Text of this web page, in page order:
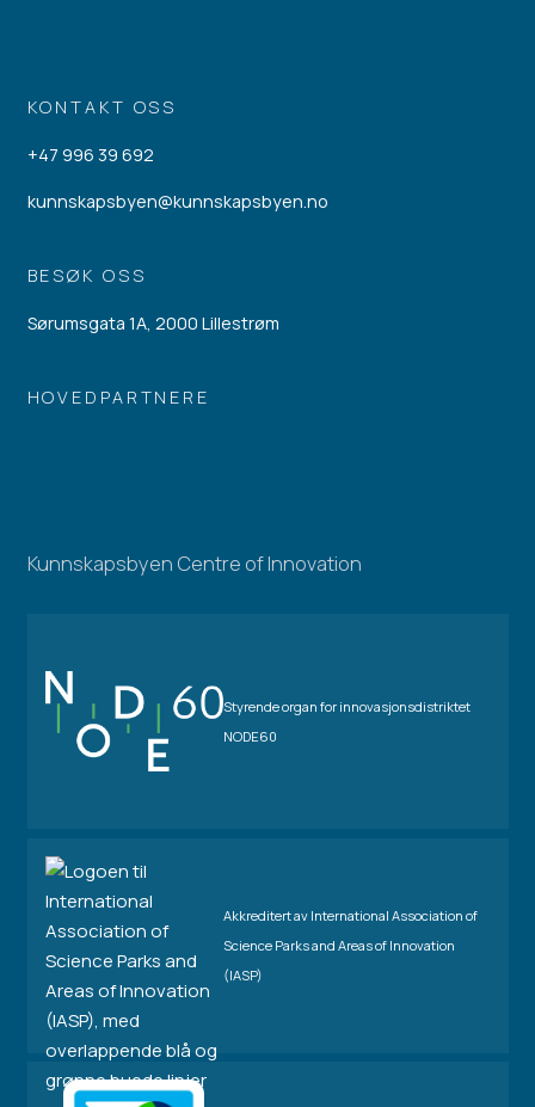
KONTAKT OSS
+47 996 39 692
kunnskapsbyen@kunnskapsbyen.no
BESØK OSS
Sørumsgata 1A, 2000 Lillestrøm
HOVEDPARTNERE
Kunnskapsbyen Centre of Innovation
Styrende organ for innovasjonsdistriktet
NODE60
Akkreditert av International Association of
Science Parks and Areas of Innovation
(IASP)